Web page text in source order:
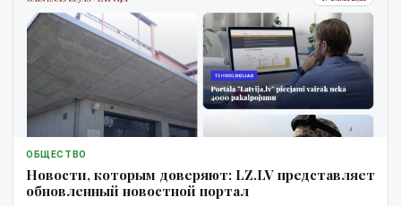
ОБЩЕСТВО
Новости, которым доверяют: LZ.LV представляет
обновленный новостной портал